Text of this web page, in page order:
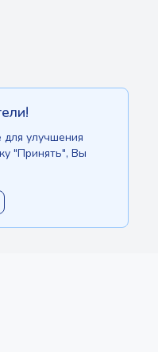
улучшения
"Принять", Вы